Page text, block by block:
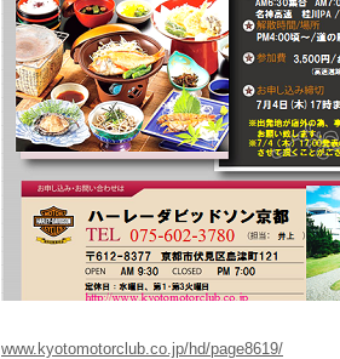
www.kyotomotorclub.co.jp/hd/page8619/